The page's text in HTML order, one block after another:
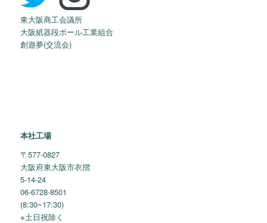
東大阪商工会議所
大阪紙器段ボール工業組合
創遊夢(交流会)
本社工場
〒577-0827
大阪府東大阪市衣摺
5-14-24
06-6728-8501
(8:30~17:30)
※土日祝除く